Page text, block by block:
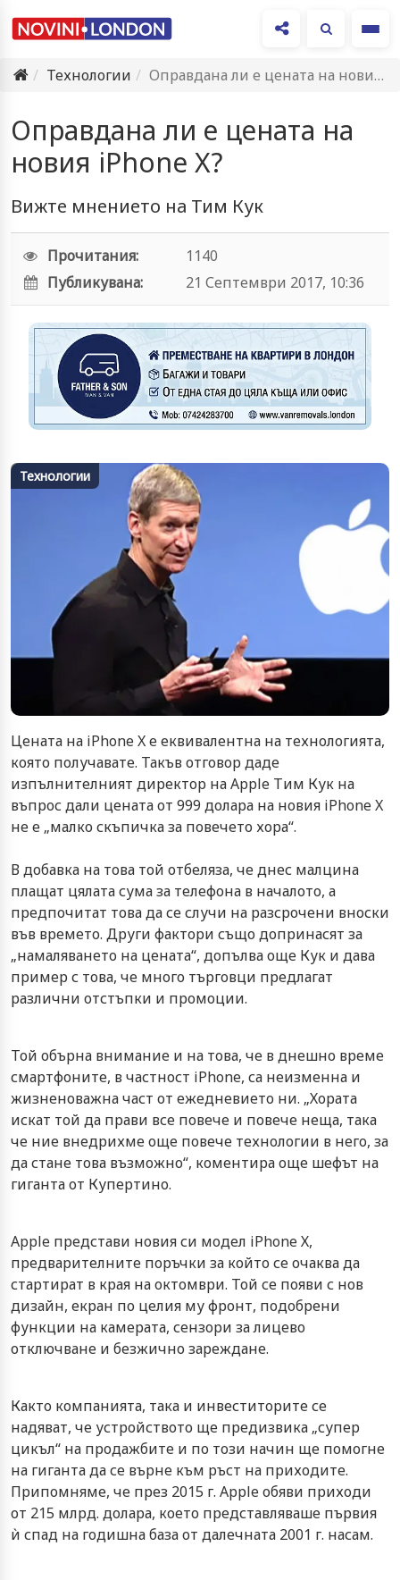
Технологии
Оправдана ли е цената на новия iPhone X?
Оправдана ли е цената на
новия iPhone X?
Вижте мнението на Тим Кук
Прочитания:
1140
Публикувана:
21 Септември 2017, 10:36
Технологии
Цената на iPhone X е еквивалентна на технологията,
която получавате. Такъв отговор даде
изпълнителният директор на Apple Тим Кук на
въпрос дали цената от 999 долара на новия iPhone X
не е „малко скъпичка за повечето хора“.
В добавка на това той отбеляза, че днес малцина
плащат цялата сума за телефона в началото, а
предпочитат това да се случи на разсрочени вноски
във времето. Други фактори също допринасят за
„намаляването на цената“, допълва още Кук и дава
пример с това, че много търговци предлагат
различни отстъпки и промоции.
Той обърна внимание и на това, че в днешно време
смартфоните, в частност iPhone, са неизменна и
жизненоважна част от ежедневието ни. „Хората
искат той да прави все повече и повече неща, така
че ние внедрихме още повече технологии в него, за
да стане това възможно“, коментира още шефът на
гиганта от Купертино.
Apple представи новия си модел iPhone Х,
предварителните поръчки за който се очаква да
стартират в края на октомври. Той се появи с нов
дизайн, екран по целия му фронт, подобрени
функции на камерата, сензори за лицево
отключване и безжично зареждане.
Както компанията, така и инвеститорите се
надяват, че устройството ще предизвика „супер
цикъл“ на продажбите и по този начин ще помогне
на гиганта да се върне към ръст на приходите.
Припомняме, че през 2015 г. Apple обяви приходи
от 215 млрд. долара, което представляваше първия
ѝ спад на годишна база от далечната 2001 г. насам.